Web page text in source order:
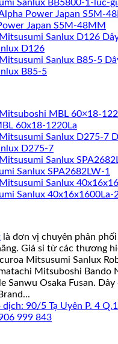
Sanlux BB5800-1-luc-
Japan S5M-48MM
D126
B85-5
60x18-1220La
D275-7
Sanlux SPA2682LW-1
Sanlux 40x16x1600La-
là đơn vị chuyên phân
Giá sỉ từ các thương
Mitsusumi Sanlux
Mitsuboshi Bando
Sanwu Osaka Fusan.
90/5 Tạ Uyên P. 4
999 843